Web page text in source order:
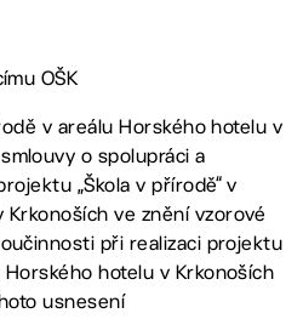
OŠK
v areálu Horského hotelu v
o spolupráci a
„Škola v přírodě“ v
ve znění vzorové
při realizaci projektu
Horského hotelu v Krkonoších
usnesení